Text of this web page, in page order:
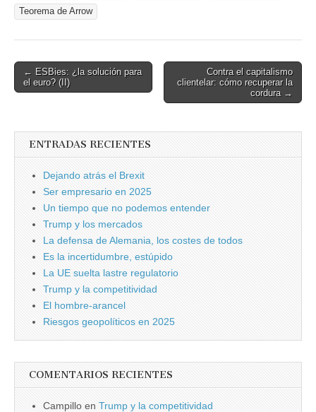
Teorema de Arrow
Post
navigation
← ESBies: ¿la solución para
el euro? (II)
Contra el capitalismo
clientelar: cómo recuperar la
cordura →
ENTRADAS RECIENTES
Dejando atrás el Brexit
Ser empresario en 2025
Un tiempo que no podemos entender
Trump y los mercados
La defensa de Alemania, los costes de todos
Es la incertidumbre, estúpido
La UE suelta lastre regulatorio
Trump y la competitividad
El hombre-arancel
Riesgos geopolíticos en 2025
COMENTARIOS RECIENTES
Campillo en Trump y la competitividad